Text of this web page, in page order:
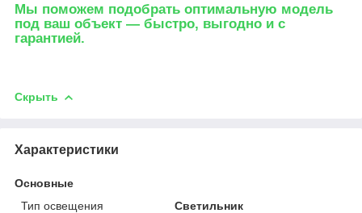
Мы поможем подобрать оптимальную модель
под ваш объект — быстро, выгодно и с
гарантией.
Скрыть
Характеристики
Основные
Тип освещения
Светильник